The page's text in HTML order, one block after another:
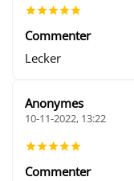
Commenter
Lecker
Anonymes
10-11-2022, 13:22
Commenter